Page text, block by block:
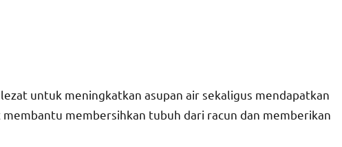
untuk meningkatkan asupan air sekaligus mendapatkan
membersihkan tubuh dari racun dan memberikan